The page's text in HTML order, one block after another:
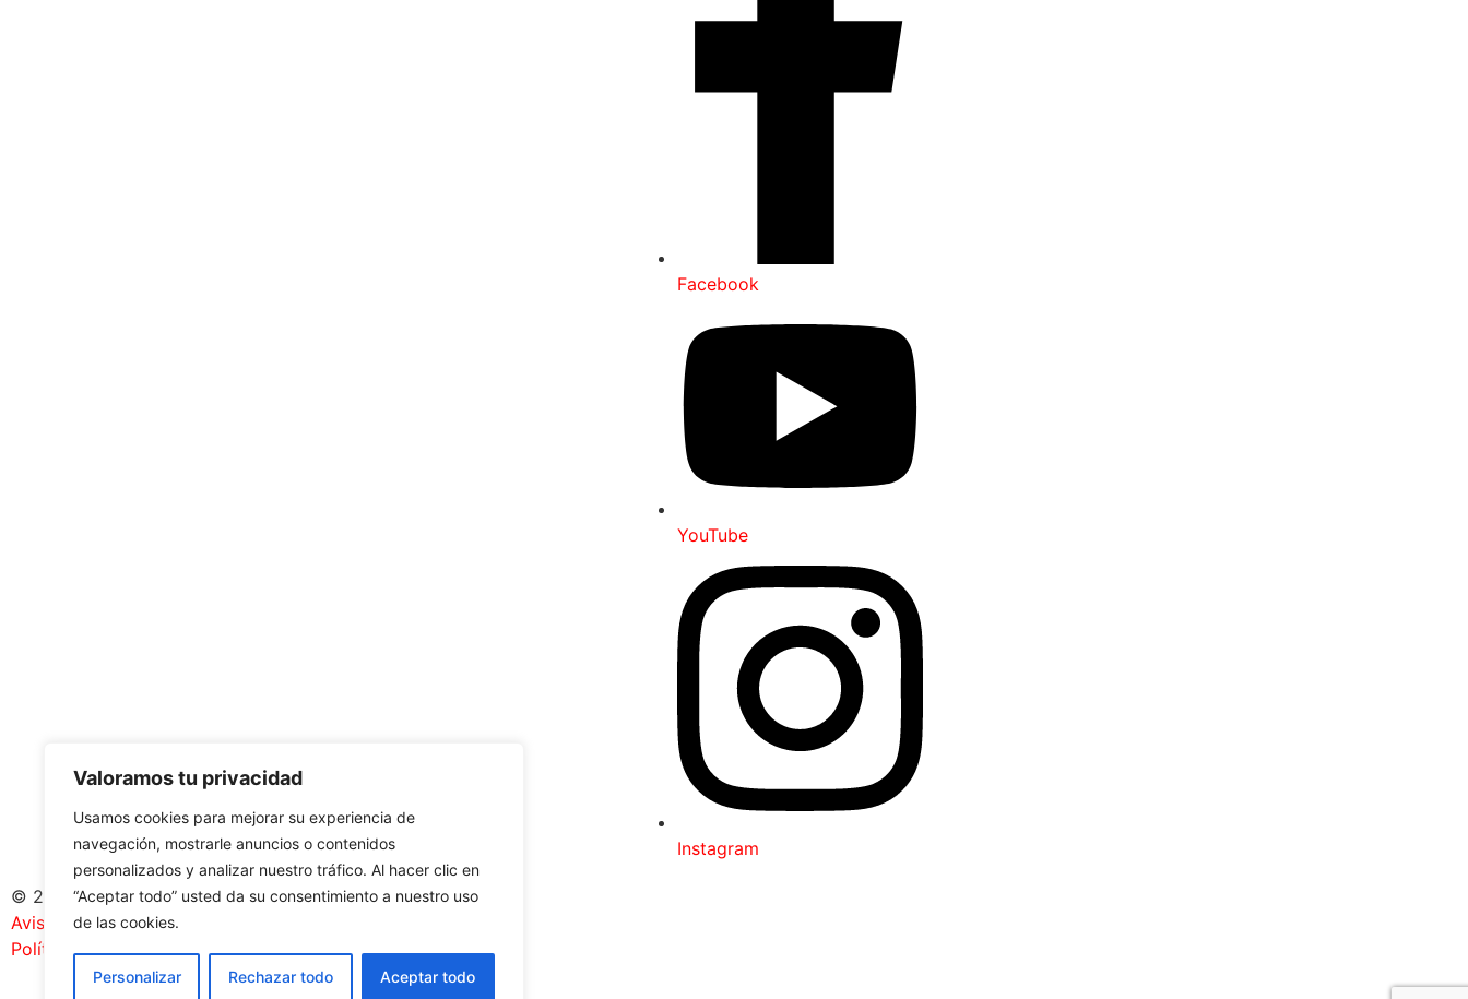
Valoramos tu privacidad
Usamos cookies para mejorar su experiencia de
navegación, mostrarle anuncios o contenidos
personalizados y analizar nuestro tráfico. Al hacer clic en
“Aceptar todo” usted da su consentimiento a nuestro uso
de las cookies.
Personalizar Rechazar todo Aceptar todo
Facebook
YouTube
Instagram
© 2026 Caravanas Evasión.
Aviso legal–
Política de cookies